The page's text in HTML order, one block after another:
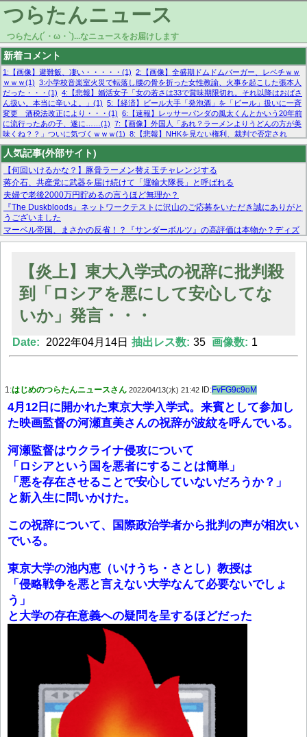
つらたんニュース
つらたん(´・ω・`)...なニュースをお届けします
新着コメント
1:【画像】避難飯、凄い・・・・・(1) 2:【画像】全盛期ドムドムバーガー、レベチｗｗ
ｗｗｗ(1) 3:小学校音楽室火災で転落し腰の骨を折った女性教諭、火事を起こした張本人
だった・・・(1) 4:【悲報】婚活女子「女の若さは33で賞味期限切れ。それ以降はおばさ
ん扱い。本当に辛いよ。」(1) 5:【経済】ビール大手「発泡酒」を「ビール」扱いに一斉
変更 酒税法改正により・・・(1) 6:【速報】レッサーパンダの風太くんとかいう20年前
に流行ったあの子、遂に……(1) 7:【画像】外国人「あれ？ラーメンよりうどんの方が美
味くね？？」ついに気づくｗｗｗ(1) 8:【悲報】NHKを見ない権利、裁判で否定され
る・・・(1) 9:欧州委員長「原発縮小は間違いでした」(1) 10:【悲報】日本企業の人手不
足、限界突破 52%「正社員も足りてません…」(1)
人気記事(外部サイト)
【何回いけるかな？】豚骨ラーメン替え玉チャレンジする
蒋介石、共産党に武器を届け続けて「運輸大隊長」と呼ばれる
夫婦で老後2000万円貯めるの言うほど無理か？
『The Duskbloods』ネットワークテストに沢山のご応募をいただき誠にありがと
うございました
マーベル帝国、まさかの反省！？『サンダーボルツ』の高評価は本物か？ディズ
ニーCEOの「量より質」宣言の裏で渦巻くファンの本音とMCUの未来を徹底考
【モー娘。石田亜佑美】ファーストテイク出演も新規獲得ならず？北川莉央が1
【画像あり】FacebookとかTwitterで拾ったエロ画像貼ってくよ
Powered by livedoor 相互RSS
【炎上】東大入学式の祝辞に批判殺
到「ロシアを悪にして安心してな
いか」発言・・・
Date: 2022年04月14日 抽出レス数: 35 画像数: 1
1:はじめのつらたんニュースさん 2022/04/13(水) 21:42 ID:FvFG9c9oM
4月12日に開かれた東京大学入学式。来賓として参加し
た映画監督の河瀬直美さんの祝辞が波紋を呼んでいる。
河瀬監督はウクライナ侵攻について
「ロシアという国を悪者にすることは簡単」
「悪を存在させることで安心していないだろうか？」
と新入生に問いかけた。
この祝辞について、国際政治学者から批判の声が相次い
でいる。
東京大学の池内恵（いけうち・さとし）教授は
「侵略戦争を悪と言えない大学なんて必要ないでしょ
う」
と大学の存在意義への疑問を呈するほどだった